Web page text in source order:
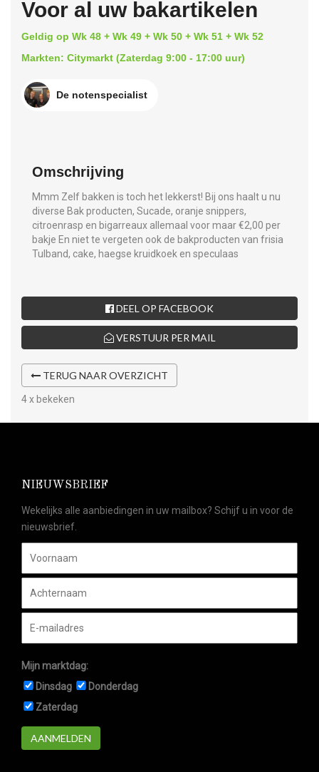
Voor al uw bakartikelen
Geldig op Wk 48 + Wk 49 + Wk 50 + Wk 51 + Wk 52
Markten: Citymarkt (Zaterdag 9:00 - 17:00 uur)
De notenspecialist
Omschrijving
Mmm Zelf bakken is toch het lekkerst! Bij ons haalt u nu
diverse Bak producten, Sucade, oranje snippers,
citroenrasp en bigarreaux allemaal voor maar €2,00 per
bakje En niet te vergeten ook de bakproducten van frisia
Tulband, cake, haegse kruidkoek en speculaas
DEEL OP FACEBOOK
VERSTUUR PER MAIL
TERUG NAAR OVERZICHT
4 x bekeken
NIEUWSBRIEF
Wekelijks alle aanbiedingen in uw mailbox? Schijf u in voor de
nieuwsbrief.
Mijn marktdag:
Dinsdag
Donderdag
Zaterdag
AANMELDEN